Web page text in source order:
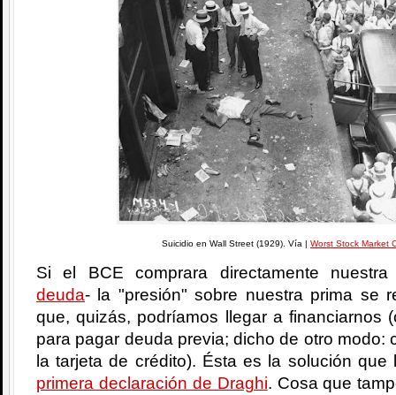
Suicidio en Wall Street (1929). Vía | Worst Stock Market
Si el BCE comprara directamente
deuda- la "presión" sobre nuestra prima se
que, quizás, podríamos llegar a financiarnos
para pagar deuda previa; dicho de otro modo:
la tarjeta de crédito). Ésta es la solución
primera declaración de Draghi. Cosa que